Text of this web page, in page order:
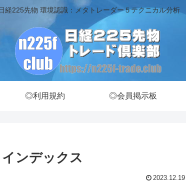
経225先物 環境認識：メタトレーダー５テクニカル分析
◎利用規約 ◎会員掲示板
ンデックス
2023.12.19